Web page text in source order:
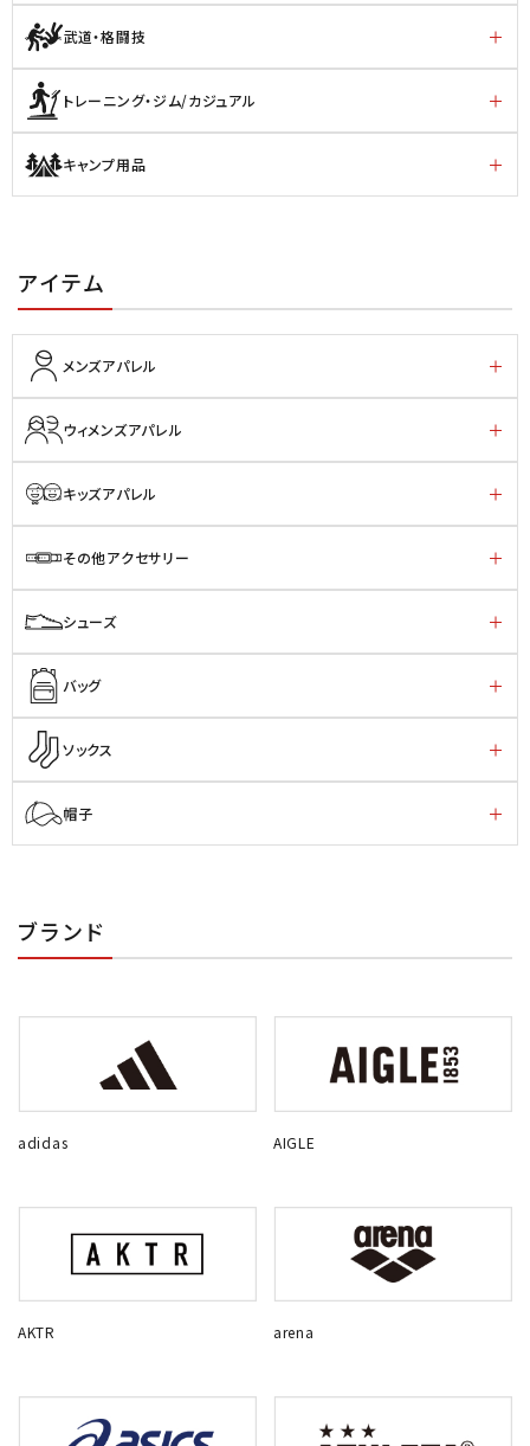
武道・格闘技
トレーニング・ジム/カジュアル
キャンプ用品
アイテム
メンズアパレル
ウィメンズアパレル
キッズアパレル
その他アクセサリー
シューズ
バッグ
ソックス
帽子
ブランド
adidas AIGLE
AKTR arena